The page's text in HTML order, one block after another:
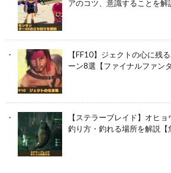
アのコツ、意識することを解
【FF10】ジェクトの心に残
ーン8選【ファイナルファン
【ステラーブレイド】オヒ
釣り方・釣れる場所を解説【